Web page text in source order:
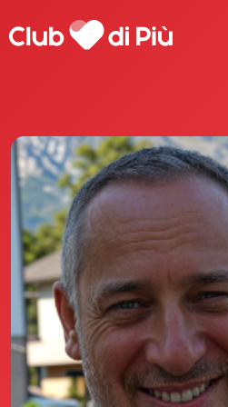
Scopri Club di Più
Le testimonianze
La fondatrice
Annunci Donne
Agenzia matrimoniale Club
Love Notebook